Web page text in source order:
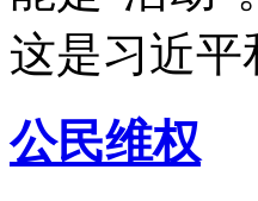
这是习近
公民维权